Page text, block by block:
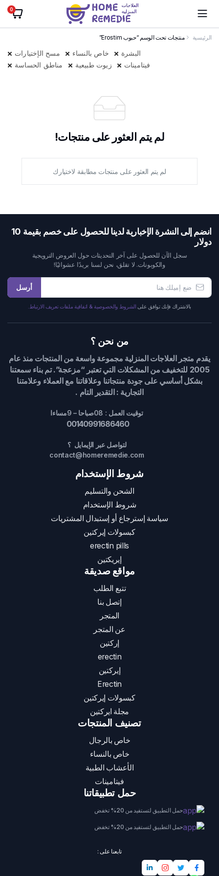
0
الرئيسية منتجات تحت الوسم “حبوب Erostim”
مسح الإختيارات خاص بالنساء
البشرة
مناطق الحساسة
زيوت طبيعية فيتامينات
لم يتم العثور على منتجات!
لم يتم العثور على منتجات مطابقة لاختيارك
انضم إلى النشرة الإخبارية لدينا للحصول على خصم بقيمة 10
دولار
سجل الآن للحصول على آخر التحديثات حول العروض الترويجية
والكوبونات. لا تقلق، نحن لسنا بريدًا عشوائيًا!
أرسل
بالاشتراك فإنك توافق على الشروط والخصوصية & اتفاقية ملفات تعريف الارتباط.
من نحن ؟
يقدم متجر العلاجات المنزلية مجموعة واسعة من المنتجات منذ عام
2005 للتخفيف من المشكلات التي تعتبر “مزعجة”. تم بناء سمعتنا
بشكل أساسي على جودة منتجاتنا وعلاقاتنا مع العملاء وعلامتنا
التجارية : التقدير التام .
توقيت العمل : 08صباحا – 9مساءا
00140991686460
لتواصل عبر الإيمايل ؟
contact@homeremedie.com
شروط الإستخدام
الشحن والتسليم
شروط الإستخدام
سياسة إسترجاع أو إستبدال المشتريات
كبسولات إيركتين
erectin pills
إيريكتين
مواقع صديقة
تتبع الطلب
إتصل بنا
المتجر
عن المتجر
إركتين
erectin
إيركتين
Erectin
كبسولات إيركتين
مجلة ايركتين
تصنيف المنتجات
خاص بالرجال
خاص بالنساء
الأعشاب الطبية
فيتامينات
حمل تطبيقاتنا
حمل التطبيق لتستفيد من 20% تخفض
حمل التطبيق لتستفيد من 20% تخفض
تابعنا على :